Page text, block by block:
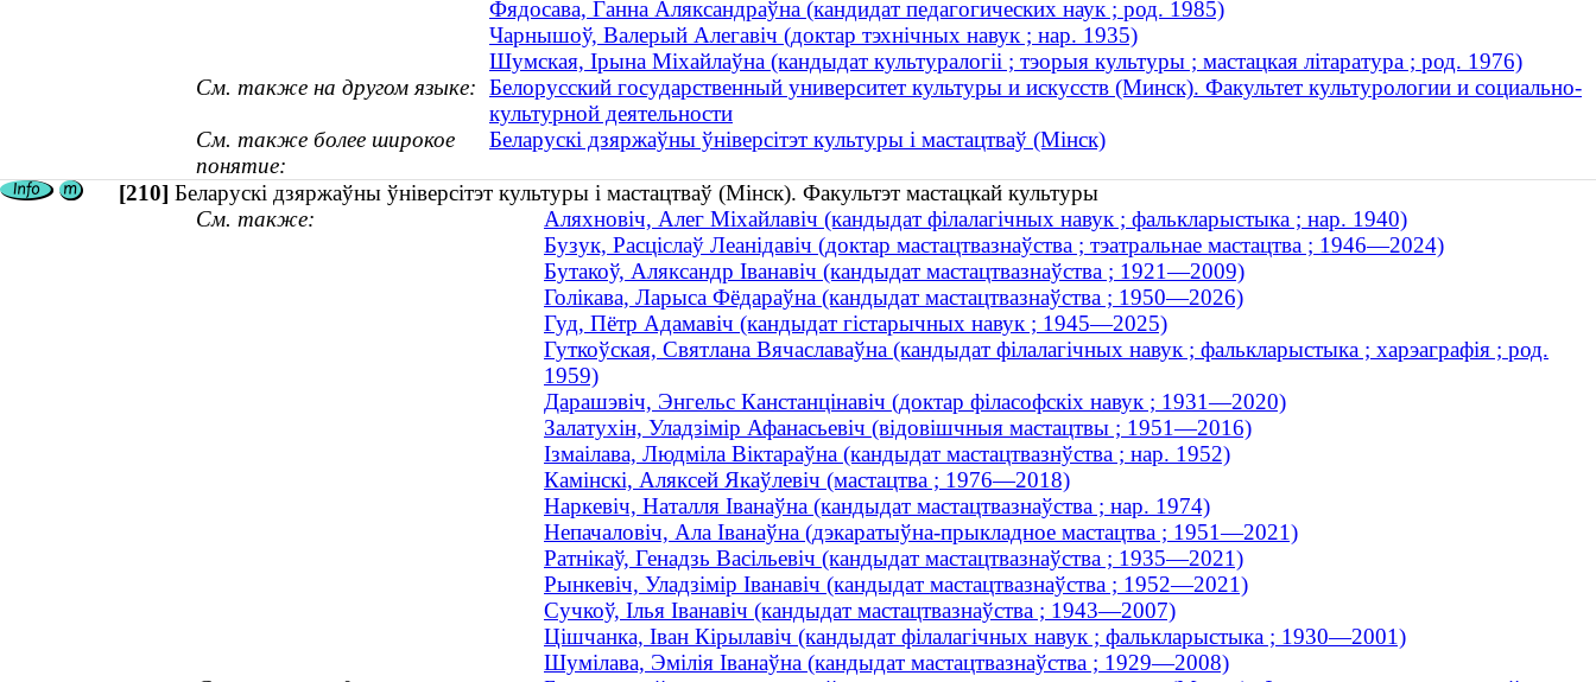
Фядосава, Ганна Аляксандраўна (кандидат педагогических наук ; род. 1985)
Чарнышоў, Валерый Алегавіч (доктар тэхнічных навук ; нар. 1935)
Шумская, Ірына Міхайлаўна (кандыдат культуралогіі ; тэорыя культуры ; мастацкая літаратура ; род. 1976)
См. также на другом языке: Белорусский государственный университет культуры и искусств (Минск). Факультет культурологии и социально-
культурной деятельности
См. также более широкое
понятие:
Беларускі дзяржаўны ўніверсітэт культуры і мастацтваў (Мінск)
[210] Беларускі дзяржаўны ўніверсітэт культуры і мастацтваў (Мінск). Факультэт мастацкай культуры
См. также:
Аляхновіч, Алег Міхайлавіч (кандыдат філалагічных навук ; фалькларыстыка ; нар. 1940)
Бузук, Расціслаў Леанідавіч (доктар мастацтвазнаўства ; тэатральнае мастацтва ; 1946—2024)
Бутакоў, Аляксандр Іванавіч (кандыдат мастацтвазнаўства ; 1921—2009)
Голікава, Ларыса Фёдараўна (кандыдат мастацтвазнаўства ; 1950—2026)
Гуд, Пётр Адамавіч (кандыдат гістарычных навук ; 1945—2025)
Гуткоўская, Святлана Вячаславаўна (кандыдат філалагічных навук ; фалькларыстыка ; харэаграфія ; род.
1959)
Дарашэвіч, Энгельс Канстанцінавіч (доктар філасофскіх навук ; 1931—2020)
Залатухін, Уладзімір Афанасьевіч (відовішчныя мастацтвы ; 1951—2016)
Ізмаілава, Людміла Віктараўна (кандыдат мастацтвазнўства ; нар. 1952)
Камінскі, Аляксей Якаўлевіч (мастацтва ; 1976—2018)
Наркевіч, Наталля Іванаўна (кандыдат мастацтвазнаўства ; нар. 1974)
Непачаловіч, Ала Іванаўна (дэкаратыўна-прыкладное мастацтва ; 1951—2021)
Ратнікаў, Генадзь Васільевіч (кандыдат мастацтвазнаўства ; 1935—2021)
Рынкевіч, Уладзімір Іванавіч (кандыдат мастацтвазнаўства ; 1952—2021)
Сучкоў, Ілья Іванавіч (кандыдат мастацтвазнаўства ; 1943—2007)
Цішчанка, Іван Кірылавіч (кандыдат філалагічных навук ; фалькларыстыка ; 1930—2001)
Шумілава, Эмілія Іванаўна (кандыдат мастацтвазнаўства ; 1929—2008)